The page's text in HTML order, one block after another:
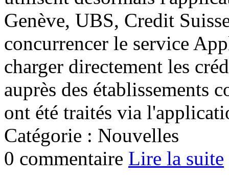
Genève, UBS, Credit
concurrencer le service
charger directement les
auprès des établissements
ont été traités via
Catégorie : Nouvelles
0 commentaire Lire la suite